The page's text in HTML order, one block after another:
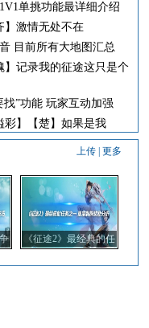
单挑功能最详细介绍
】激情无处不在
目前所有大地图汇总
】记录我的征途这只是个
找”功能 玩家互动加强
彩】【楚】如果是我
上传 更多
《征途2》最经典的任